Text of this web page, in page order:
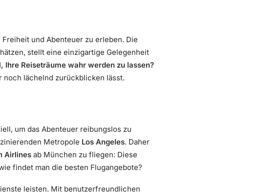
und Abenteuer zu erleben. Die
stellt eine einzigartige Gelegenheit
Ihre Reiseträume wahr werden zu lassen?
noch lächelnd zurückblicken lässt.
um das Abenteuer reibungslos zu
Metropole Los Angeles. Daher
Airlines ab München zu fliegen: Diese
findet man die besten Flugangebote?
leisten. Mit benutzerfreundlichen